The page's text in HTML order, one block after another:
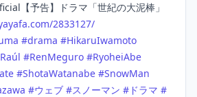
【予告】ドラマ「世紀の大泥棒」
2833127/
#drama #HikaruIwamoto
Raúl #RenMeguro #RyoheiAbe
#ShotaWatanabe #SnowMan
#ウェブ #スノーマン # ドラマ #